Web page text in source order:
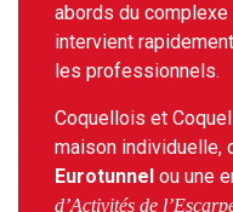
abords du
intervient
les professionnels.
Coquellois et
maison individuelle,
Eurotunnel ou une
d’Activités de